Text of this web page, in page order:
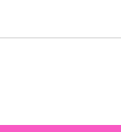
Stupenda bellissimi